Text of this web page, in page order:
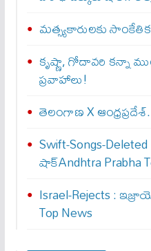
మత్స్యకారులకు
కృష్ణా, గోదావరి కన్నా
ప్రవాహాలు!
తెలంగాణ X
Swift-Songs-Deleted
షాక్Andhtra Prabha
Israel-Rejects :
Top News